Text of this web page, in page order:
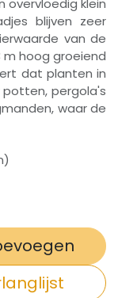
overvloedig klein
blijven zeer
van de
m hoog groeiend
dat planten in
pergola's
waar de